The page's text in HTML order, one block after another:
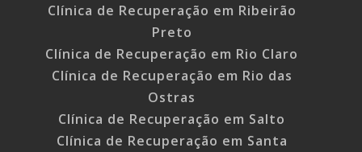
Clínica de Recuperação em Ribeirão
Preto
Clínica de Recuperação em Rio Claro
Clínica de Recuperação em Rio das
Ostras
Clínica de Recuperação em Salto
Clínica de Recuperação em Santa